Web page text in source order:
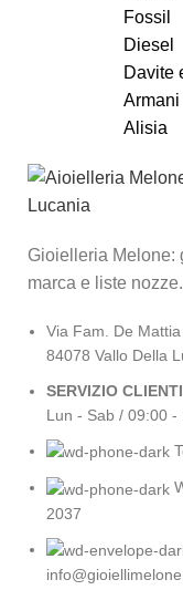
Fossil
Diesel
Davite
Alisia
Gioielleria Melone:
marca e liste nozze.
Via Fam. De
84078 Vallo Della
SERVIZIO CLIENTI
Lun - Sab / 09:00 -
2037